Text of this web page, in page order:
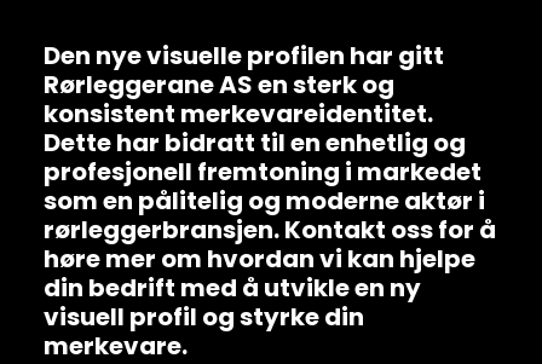
Den nye visuelle profilen har gitt
Rørleggerane AS en sterk og
konsistent merkevareidentitet.
Dette har bidratt til en enhetlig og
profesjonell fremtoning i markedet
som en pålitelig og moderne aktør i
rørleggerbransjen. Kontakt oss for å
høre mer om hvordan vi kan hjelpe
din bedrift med å utvikle en ny
visuell profil og styrke din
merkevare.